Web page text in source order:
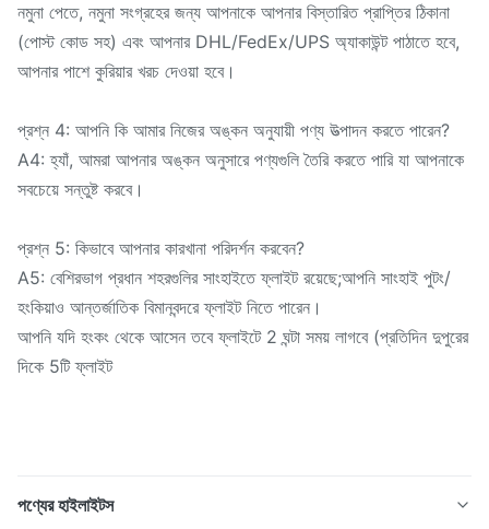
নমুনা পেতে, নমুনা সংগ্রহের জন্য আপনাকে আপনার বিস্তারিত প্রাপ্তির ঠিকানা
(পোস্ট কোড সহ) এবং আপনার DHL/FedEx/UPS অ্যাকাউন্ট পাঠাতে হবে,
আপনার পাশে কুরিয়ার খরচ দেওয়া হবে।
প্রশ্ন 4: আপনি কি আমার নিজের অঙ্কন অনুযায়ী পণ্য উত্পাদন করতে পারেন?
A4: হ্যাঁ, আমরা আপনার অঙ্কন অনুসারে পণ্যগুলি তৈরি করতে পারি যা আপনাকে
সবচেয়ে সন্তুষ্ট করবে।
প্রশ্ন 5: কিভাবে আপনার কারখানা পরিদর্শন করবেন?
A5: বেশিরভাগ প্রধান শহরগুলির সাংহাইতে ফ্লাইট রয়েছে;আপনি সাংহাই পুটং/
হংকিয়াও আন্তর্জাতিক বিমানবন্দরে ফ্লাইট নিতে পারেন।
আপনি যদি হংকং থেকে আসেন তবে ফ্লাইটে 2 ঘন্টা সময় লাগবে (প্রতিদিন দুপুরের
দিকে 5টি ফ্লাইট
পণ্যের হাইলাইটস